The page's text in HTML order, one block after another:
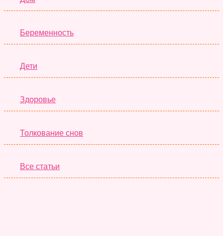
Беременность
Дети
Здоровье
Толкование снов
Все статьи